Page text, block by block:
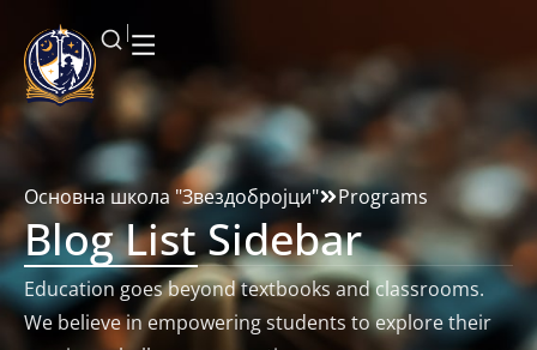
Основна школа "Звездобројци" Programs
Blog List Sidebar
Education goes beyond textbooks and classrooms.
We believe in empowering students to explore their